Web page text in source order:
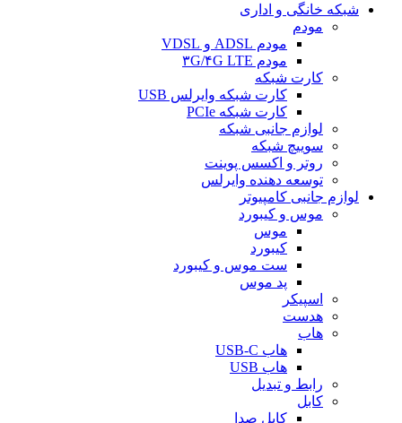
شبکه خانگی و اداری
مودم
مودم ADSL و VDSL
مودم ۳G/۴G LTE
کارت شبکه
کارت شبکه وایرلس USB
کارت شبکه PCIe
لوازم جانبی شبکه
سوییچ شبکه
روتر و اکسس پوینت
توسعه دهنده وایرلس
لوازم جانبی کامپیوتر
موس و کیبورد
موس
کیبورد
ست موس و کیبورد
پد موس
اسپیکر
هدست
هاب
هاب USB-C
هاب USB
رابط و تبدیل
کابل
کابل صدا